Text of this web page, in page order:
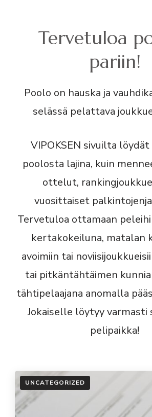
Tervetuloa
pariin!
Poolo on hauska ja
selässä pelattava
VIPOKSEN sivuilta
poolosta lajina, kuin
ottelut,
vuosittaiset
Tervetuloa ottamaan
kertakokeiluna, matalan
avoimiin tai
tai pitkäntähtäimen
tähtipelaajana anomalla
Jokaiselle löytyy varmasti
pelipaikka!
UNCATEGORIZED